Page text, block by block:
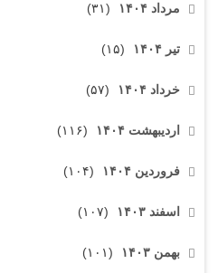
مرداد ۱۴۰۴ (۳۱)
تیر ۱۴۰۴ (۱۵)
خرداد ۱۴۰۴ (۵۷)
اردیبهشت ۱۴۰۴ (۱۱۶)
فروردین ۱۴۰۴ (۱۰۴)
اسفند ۱۴۰۳ (۱۰۷)
بهمن ۱۴۰۳ (۱۰۱)